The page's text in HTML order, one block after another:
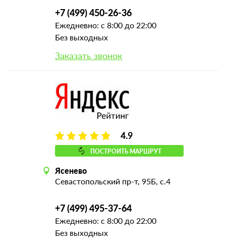
+7 (499) 450-26-36
Ежедневно: с 8:00 до 22:00
Без выходных
Заказать звонок
4.9
ПОСТРОИТЬ МАРШРУТ
Ясенево
Севастопольский пр-т, 95Б, с.4
+7 (499) 495-37-64
Ежедневно: с 8:00 до 22:00
Без выходных